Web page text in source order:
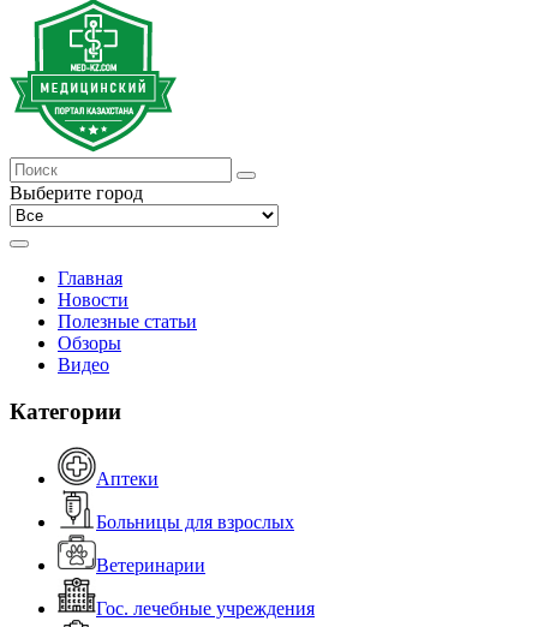
Выберите город
Главная
Новости
Полезные статьи
Обзоры
Видео
Категории
Аптеки
Больницы для взрослых
Ветеринарии
Гос. лечебные учреждения